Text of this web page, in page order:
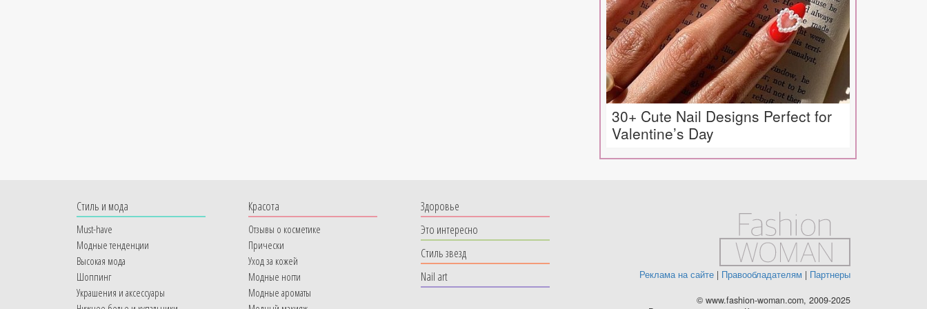
30+ Cute Nail Designs Perfect for
Valentine’s Day
Cтиль и мода
Must-have
Модные тенденции
Высокая мода
Шоппинг
Украшения и аксессуары
Красота
Отзывы о косметике
Прически
Уход за кожей
Модные ногти
Модные ароматы
Здоровье
Это интересно
Стиль звезд
Nail art
Реклама на сайте| Правообладателям | Партнеры
© www.fashion-woman.com, 2009-2025